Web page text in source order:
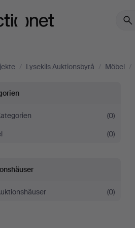
/ Lysekils Auktionsbyrå / Möbel /
(0)
(0)
(0)